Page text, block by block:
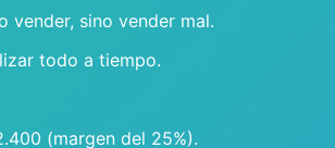
vender, sino vender mal.
todo a tiempo.
(margen del 25%).